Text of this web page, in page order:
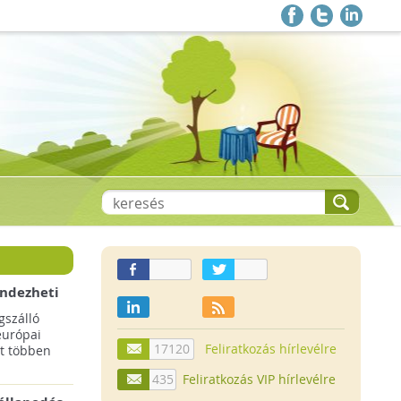
többen
17120
Feliratkozás hírlevélre
435
Feliratkozás VIP hírlevélre